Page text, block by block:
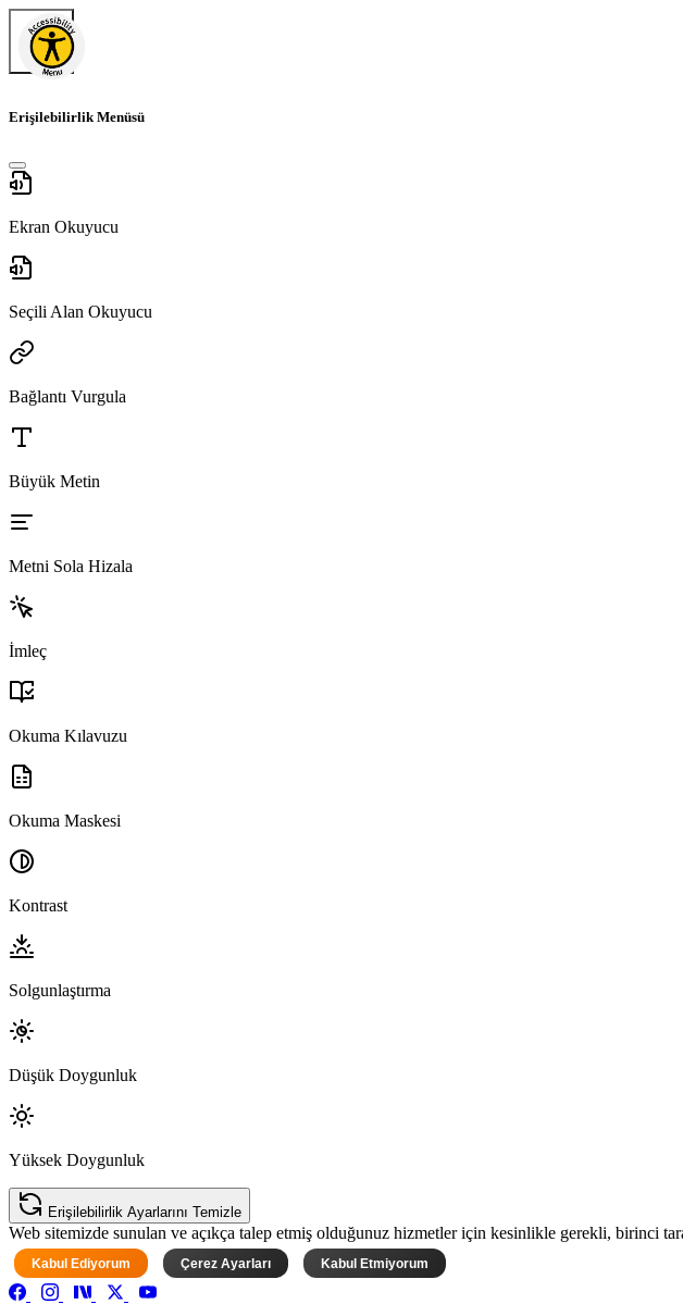
Erişilebilirlik Menüsü
Ekran Okuyucu
Seçili Alan Okuyucu
Bağlantı Vurgula
Büyük Metin
Metni Sola Hizala
İmleç
Okuma Kılavuzu
Okuma Maskesi
Kontrast
Solgunlaştırma
Düşük Doygunluk
Yüksek Doygunluk
Erişilebilirlik Ayarlarını Temizle
Web sitemizde sunulan ve açıkça talep etmiş olduğunuz hizmetler için kesinlikle gerekli, birinci
Kabul Ediyorum Çerez Ayarları Kabul Etmiyorum